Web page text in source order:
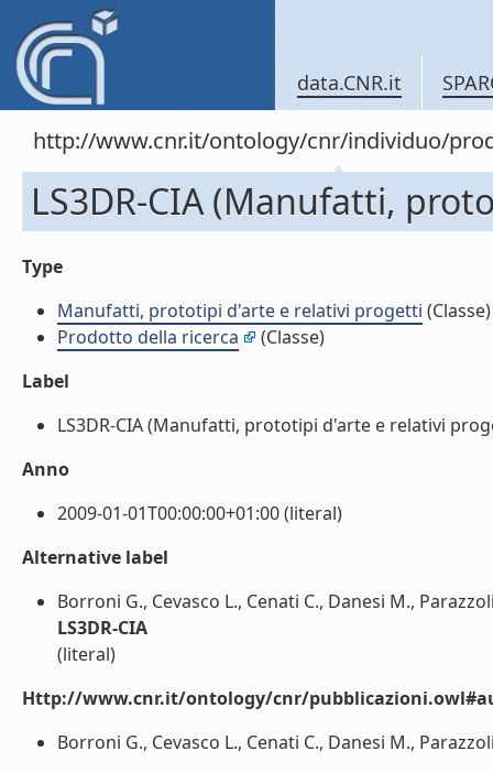
data.CNR.it
http://www.cnr.it/ontology/cnr/individuo/
LS3DR-CIA (Manufatti,
Type
Manufatti, prototipi d'arte e relativi progetti (Classe)
Prodotto della ricerca
(Classe)
Label
LS3DR-CIA (Manufatti, prototipi d'arte e relativi
Anno
2009-01-01T00:00:00+01:00 (literal)
Alternative label
Borroni G., Cevasco L., Cenati C., Danesi M.,
LS3DR-CIA
(literal)
Http://www.cnr.it/ontology/cnr/
Borroni G., Cevasco L., Cenati C., Danesi M.,